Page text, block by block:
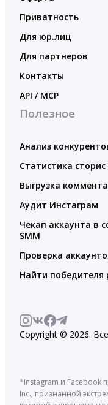
Приватность
Для юр.лиц
Для партнеров
Контакты
API / MCP
Полезное
Анализ
Статистика
Выгрузка
Аудит Инстаграм
Чекап аккаунта в
SMM
Проверка
Найти победителя
Copyright © 2026.
*Instagram и Facebook
Inc., признанной